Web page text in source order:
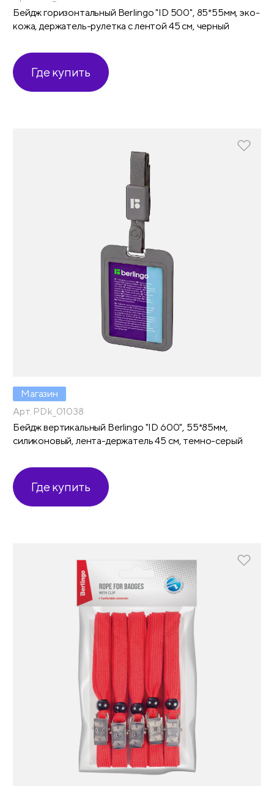
Бейдж горизонтальный Berlingo "ID 500", 85*55мм, эко-
кожа, держатель-рулетка с лентой 45 см, черный
Где купить
Магазин
Арт. PDk_01038
Бейдж вертикальный Berlingo "ID 600", 55*85мм,
силиконовый, лента-держатель 45 см, темно-серый
Где купить